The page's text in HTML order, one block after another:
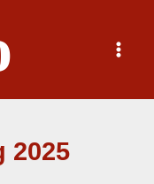
Main
Menu
2025